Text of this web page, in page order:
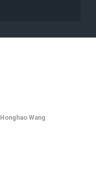
Honghao Wang